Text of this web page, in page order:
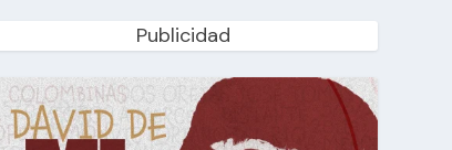
Publicidad